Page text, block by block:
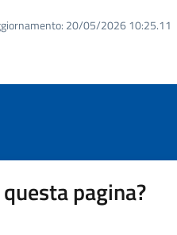
20/05/2026 10:25.11
pagina?